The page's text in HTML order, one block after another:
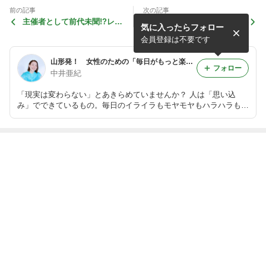
前の記事
主催者として前代未聞!?レポ
次の記事
「お祓い」と「エネルギー充
電」
山形発！ 女性のための「毎日がもっと楽しくなる」カウンセラーブログ
中井亜紀
「現実は変わらない」とあきらめていませんか？ 人は「思い込
み」でできているもの。毎日のイライラもモヤモヤもハラハラも、
気に入ったらフォロー
会員登録は不要です
フォロー